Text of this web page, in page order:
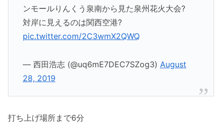
ンモールりんくう泉南から見た泉州花火大会?
対岸に見えるのは関西空港?
pic.twitter.com/2C3wmX2QWQ
— 西田浩志 (@uq6mE7DEC7SZog3) August
28, 2019
打ち上げ場所まで6分